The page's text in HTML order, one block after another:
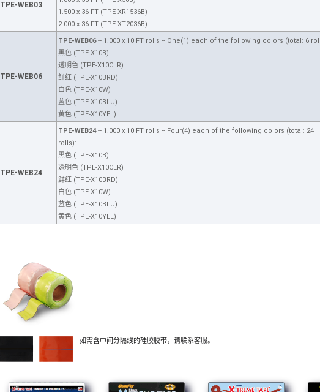
TPE-WEB03
1.500 x 36 FT (TPE-XR1536B)
2.000 x 36 FT (TPE-XT2036B)
TPE-WEB06
TPE-WEB06-- 1.000 x 10 FT rolls -- One(1) each of the following colors (total: 6
黑色 (TPE-X10B)
透明色 (TPE-X10CLR)
鲜红 (TPE-X10BRD)
白色 (TPE-X10W)
蓝色 (TPE-X10BLU)
黄色 (TPE-X10YEL)
TPE-WEB24
TPE-WEB24-- 1.000 x 10 FT rolls -- Four(4) each of the following colors (total: 24
rolls):
黑色 (TPE-X10B)
透明色 (TPE-X10CLR)
鲜红 (TPE-X10BRD)
白色 (TPE-X10W)
蓝色 (TPE-X10BLU)
黄色 (TPE-X10YEL)
如需含中间分隔线的硅胶胶带，请联系客服。